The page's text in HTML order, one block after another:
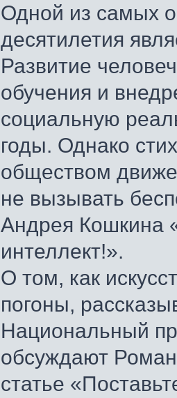
Одной из самых
десятилетия
Развитие
обучения и
социальную
годы. Однако
обществом
не вызывать
Андрея Кошкина
интеллект!».
О том, как
погоны,
Национальный
обсуждают
статье